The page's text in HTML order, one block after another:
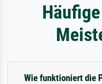
Wie funktioniert die